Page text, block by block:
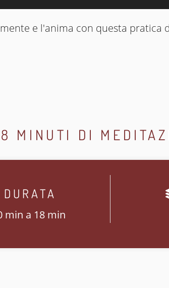
e l'anima con questa pratica
MINUTI DI
DURATA
min a 18 min